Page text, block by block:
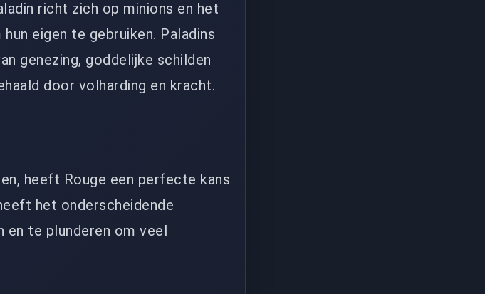
richt zich op minions en het
eigen te gebruiken. Paladins
genezing, goddelijke schilden
door volharding en kracht.
heeft Rouge een perfecte kans
het onderscheidende
te plunderen om veel